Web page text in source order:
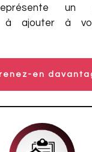
un
à ajouter à
en